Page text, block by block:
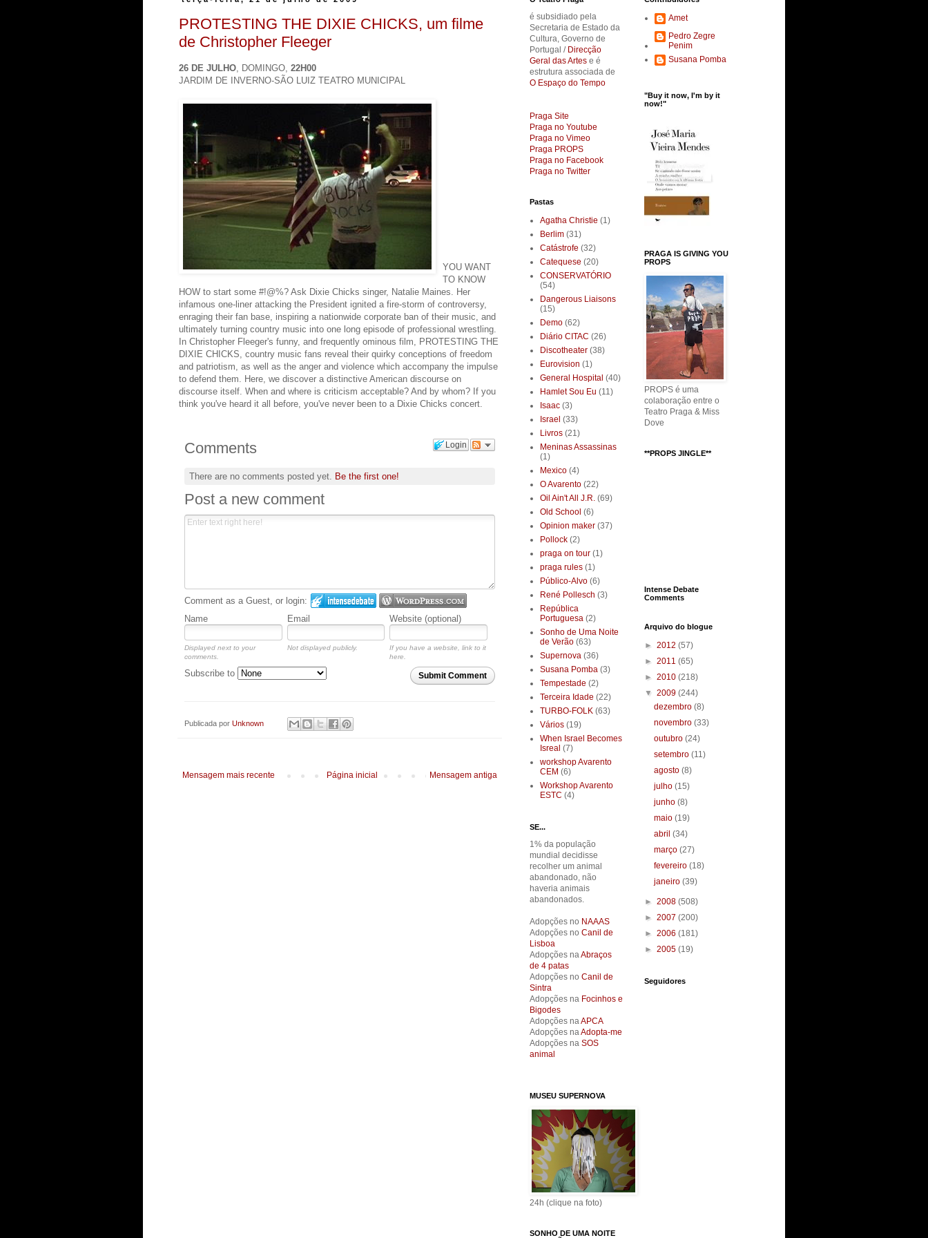
PROTESTING THE DIXIE CHICKS, um filme
de Christopher Fleeger
26 DE JULHO , DOMINGO, 22H00
JARDIM DE INVERNO-SÃO LUIZ TEATRO MUNICIPAL
YOU WANT
TO KNOW
HOW to start some #!@%? Ask Dixie Chicks singer, Natalie Maines. Her
infamous one-liner attacking the President ignited a fire-storm of controversy,
enraging their fan base, inspiring a nationwide corporate ban of their music, and
ultimately turning country music into one long episode of professional wrestling.
In Christopher Fleeger's funny, and frequently ominous film, PROTESTING THE
DIXIE CHICKS, country music fans reveal their quirky conceptions of freedom
and patriotism, as well as the anger and violence which accompany the impulse
to defend them. Here, we discover a distinctive American discourse on
discourse itself. When and where is criticism acceptable? And by whom? If you
think you've heard it all before, you've never been to a Dixie Chicks concert.
Login
Comments
There are no comments posted yet. Be the first one!
Post a new comment
Comment as a Guest, or login:
Name
Email Website (optional)
Displayed next to your
comments.
Not displayed publicly.
If you have a website, link to it
here.
Submit Comment
Subscribe to
Publicada por Unknown
Mensagem mais recente Mensagem antiga
Página inicial
é subsidiado pela
Secretaria de Estado da
Cultura, Governo de
Portugal / Direcção
Geral das Artes e é
estrutura associada de
O Espaço do Tempo
Praga Site
Praga no Youtube
Praga no Vimeo
Praga PROPS
Praga no Facebook
Praga no Twitter
Pastas
Agatha Christie (1)
Berlim (31)
Catástrofe (32)
Catequese (20)
CONSERVATÓRIO
(54)
Dangerous Liaisons
(15)
Demo (62)
Diário CITAC (26)
Discotheater (38)
Eurovision (1)
General Hospital (40)
Hamlet Sou Eu (11)
Isaac (3)
Israel (33)
Livros (21)
Meninas Assassinas
(1)
Mexico (4)
O Avarento (22)
Oil Ain't All J.R. (69)
Old School (6)
Opinion maker (37)
Pollock (2)
praga on tour (1)
praga rules (1)
Público-Alvo (6)
René Pollesch (3)
República
Portuguesa (2)
Sonho de Uma Noite
de Verão (63)
Supernova (36)
Susana Pomba (3)
Tempestade (2)
Terceira Idade (22)
TURBO-FOLK (63)
Vários (19)
When Israel Becomes
Isreal (7)
workshop Avarento
CEM (6)
Workshop Avarento
ESTC (4)
SE...
1% da população
mundial decidisse
recolher um animal
abandonado, não
haveria animais
abandonados.
Adopções no NAAAS
Adopções no Canil de
Lisboa
Adopções naAbraços
de 4 patas
Adopções no Canil de
Sintra
Adopções na Focinhos e
Bigodes
Adopções naAPCA
Adopções naAdopta-me
Adopções na SOS
animal
MUSEU SUPERNOVA
24h (clique na foto)
SONHO DE UMA NOITE
Amet
Pedro Zegre
Penim
Susana Pomba
"Buy it now, I'm by it
now!"
PRAGA IS GIVING YOU
PROPS
PROPS é uma
colaboração entre o
Teatro Praga & Miss
Dove
**PROPS JINGLE**
Intense Debate
Comments
Arquivo do blogue
► 2012 (57)
► 2011 (65)
► 2010 (218)
▼ 2009 (244)
dezembro(8)
novembro(33)
outubro(24)
setembro(11)
agosto(8)
julho(15)
junho(8)
maio(19)
abril(34)
março(27)
fevereiro(18)
janeiro(39)
► 2008 (508)
► 2007 (200)
► 2006 (181)
► 2005 (19)
Seguidores